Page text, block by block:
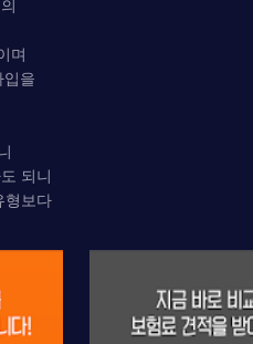
며
을
되니
형보다